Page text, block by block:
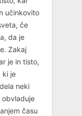
učinkovito
če
da je
Zakaj
je in tisto,
ki je
neki
obvladuje
času